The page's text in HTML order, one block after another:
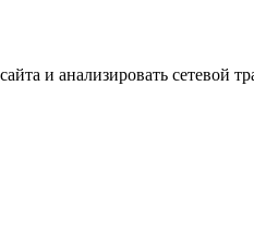
и анализировать сетевой